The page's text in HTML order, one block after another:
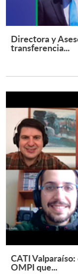
Directora y
transferencia...
CATI
OMPI que...